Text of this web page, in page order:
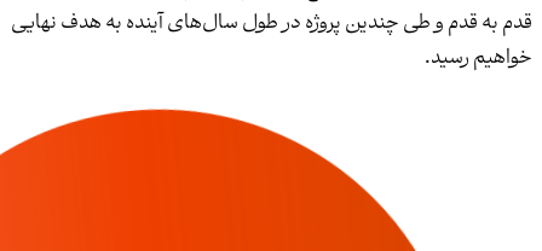
قدم به قدم و طی چندین پروژه در طول سال‌های آینده به هدف نهایی
خواهیم رسید.